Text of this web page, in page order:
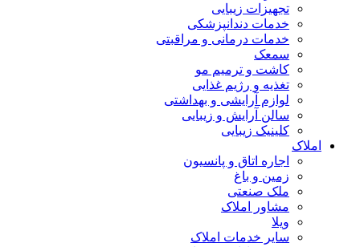
تجهیزات زیبایی
خدمات دندانپزشکی
خدمات درمانی و مراقبتی
سمعک
کاشت و ترمیم مو
تغذیه و رژیم غذایی
لوازم آرایشی و بهداشتی
سالن آرایش و زیبایی
کلینیک زیبایی
املاک
اجاره اتاق و پانسیون
زمین و باغ
ملک صنعتی
مشاور املاک
ویلا
سایر خدمات املاک